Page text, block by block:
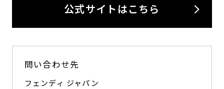
公式サイトはこちら
問い合わせ先
フェンディ ジャパン